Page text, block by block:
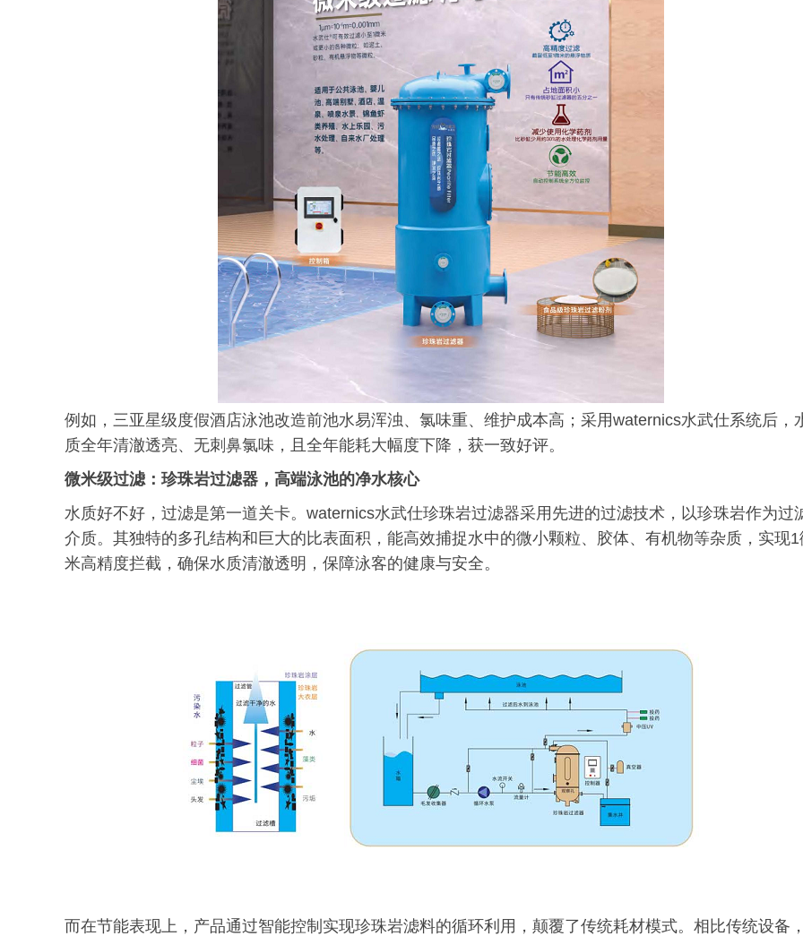
例如，三亚星级度假酒店泳池改造前池水易浑浊、氯味重、维护成本高；采用waternics水武仕系统后，
质全年清澈透亮、无刺鼻氯味，且全年能耗大幅度下降，获一致好评。
微米级过滤：珍珠岩过滤器，高端泳池的净水核心
水质好不好，过滤是第一道关卡。waternics水武仕珍珠岩过滤器采用先进的过滤技术，以珍珠岩作为过
介质。其独特的多孔结构和巨大的比表面积，能高效捕捉水中的微小颗粒、胶体、有机物等杂质，实现1
米高精度拦截，确保水质清澈透明，保障泳客的健康与安全。
而在节能表现上，产品通过智能控制实现珍珠岩滤料的循环利用，颠覆了传统耗材模式。相比传统设备，